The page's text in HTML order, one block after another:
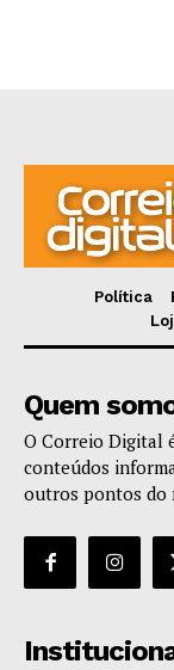
Política
Quem
O Correio Digital
conteúdos
outros pontos do